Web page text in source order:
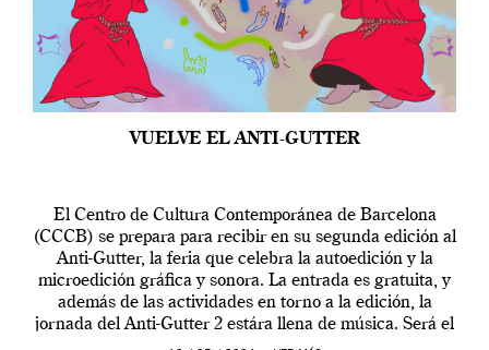
VUELVE EL ANTI-GUTTER
El Centro de Cultura Contemporánea de Barcelona
(CCCB) se prepara para recibir en su segunda edición al
Anti-Gutter, la feria que celebra la autoedición y la
microedición gráfica y sonora. La entrada es gratuita, y
además de las actividades en torno a la edición, la
jornada del Anti-Gutter 2 estára llena de música. Será el